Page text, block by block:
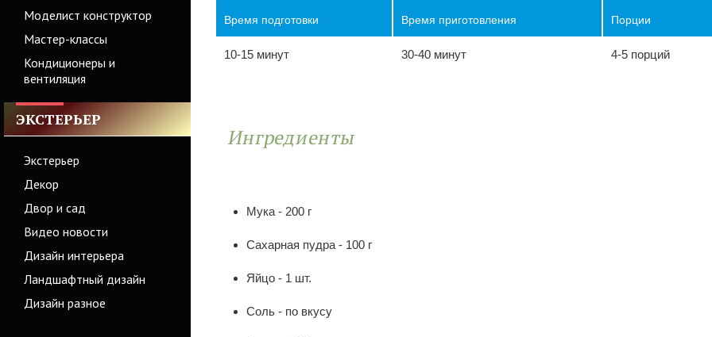
Моделист конструктор
Мастер-классы
Кондиционеры и
вентиляция
ЭКСТЕРЬЕР
Экстерьер
Декор
Двор и сад
Видео новости
Дизайн интерьера
Ландшафтный дизайн
Дизайн разное
Время подготовки Время приготовления Порции
10-15 минут 30-40 минут 4-5 порций
Ингредиенты
Мука - 200 г
Сахарная пудра - 100 г
Яйцо - 1 шт.
Соль - по вкусу